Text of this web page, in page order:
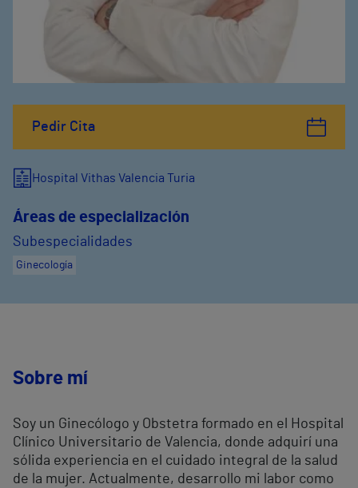
Pedir Cita
Hospital Vithas Valencia Turia
Áreas de especialización
Subespecialidades
Ginecología
Sobre mí
Soy un Ginecólogo y Obstetra formado en el Hospital
Clínico Universitario de Valencia, donde adquirí una
sólida experiencia en el cuidado integral de la salud
de la mujer. Actualmente, desarrollo mi labor como